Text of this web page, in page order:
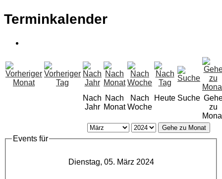
Terminkalender
Nach
Jahr
Nach
Monat
Nach
Woche
Heute Suche
zu
Gehe zu Monat
Events für
Dienstag, 05. März 2024